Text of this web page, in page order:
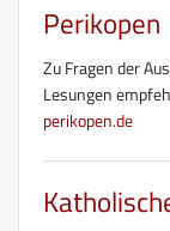
Perikopen
Zu Fragen der
Lesungen
perikopen.de